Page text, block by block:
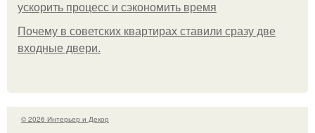
ускорить процесс и сэкономить время
Почему в советских квартирах ставили сразу две
входные двери.
© 2026 Интерьер и Декор